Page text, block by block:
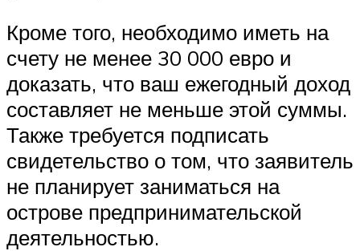
Кроме того, необходимо иметь на
счету не менее 30 000 евро и
доказать, что ваш ежегодный доход
составляет не меньше этой суммы.
Также требуется подписать
свидетельство о том, что заявитель
не планирует заниматься на
острове предпринимательской
деятельностью.